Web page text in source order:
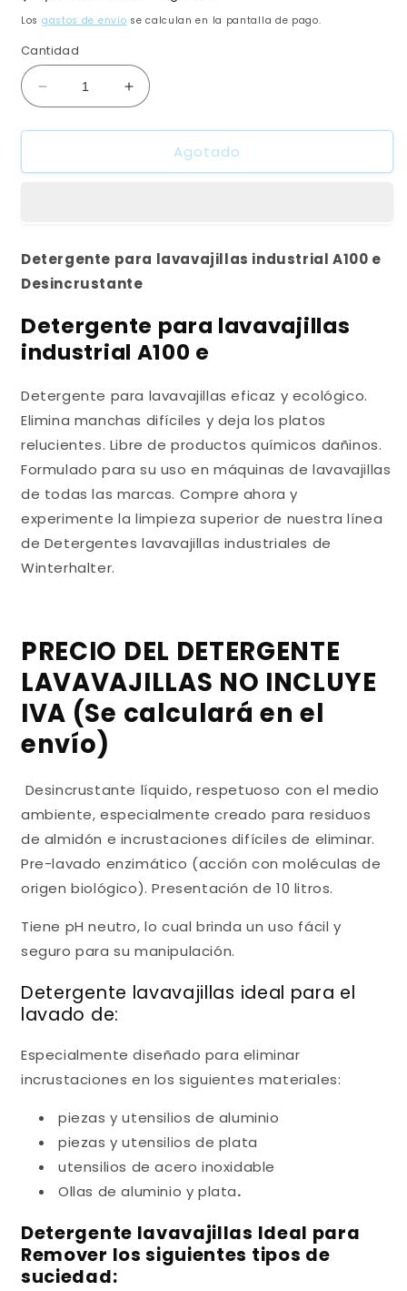
habitual
Los gastos de envío se calculan en la pantalla de pago.
Cantidad
Reducir
cantidad
para
Lavavajillas
Aumentar
cantidad
para
Detergente
Lavavajillas
Agotado
Detergente para lavavajillas industrial A100 e
Desincrustante
Detergente para lavavajillas
industrial A100 e
Detergente para lavavajillas eficaz y ecológico.
Elimina manchas difíciles y deja los platos
relucientes. Libre de productos químicos dañinos.
Formulado para su uso en máquinas de lavavajillas
de todas las marcas. Compre ahora y
experimente la limpieza superior de nuestra línea
de Detergentes lavavajillas industriales de
Winterhalter.
PRECIO DEL DETERGENTE
LAVAVAJILLAS NO INCLUYE
IVA (Se calculará en el
envío)
Desincrustante líquido, respetuoso con el medio
ambiente, especialmente creado para residuos
de almidón e incrustaciones difíciles de eliminar.
Pre-lavado enzimático (acción con moléculas de
origen biológico). Presentación de 10 litros.
Tiene pH neutro, lo cual brinda un uso fácil y
seguro para su manipulación.
Detergente lavavajillas ideal para el
lavado de:
Especialmente diseñado para eliminar
incrustaciones en los siguientes materiales:
piezas y utensilios de aluminio
piezas y utensilios de plata
utensilios de acero inoxidable
Ollas de aluminio y plata.
Detergente lavavajillas Ideal para
Remover los siguientes tipos de
suciedad: